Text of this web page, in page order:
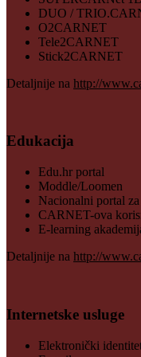
DUO /
O2CARNET
Tele2CARNET
Stick2CARNET
Detaljnije na http://
Edukacija
Edu.hr portal
Moddle/Loomen
Nacionalni portal
CARNET-ova
E-learning
Detaljnije na http://
Internetske usluge
Elektronički